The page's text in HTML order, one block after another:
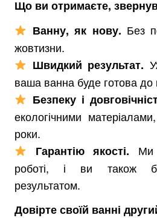
Що ви отримаєте,
Ванну, як нову. Без
жовтизни.
Швидкий результат.
ваша ванна буде готова до
Безпеку і
екологічними
роки.
Гарантію якості. Ми
роботі, і ви також
результатом.
Довірте своїй ванні